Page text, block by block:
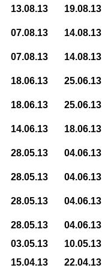
13.08.13 19.08.13
07.08.13 14.08.13
07.08.13 14.08.13
18.06.13 25.06.13
18.06.13 25.06.13
14.06.13 18.06.13
28.05.13 04.06.13
28.05.13 04.06.13
28.05.13 04.06.13
28.05.13 04.06.13
03.05.13 10.05.13
15.04.13 22.04.13